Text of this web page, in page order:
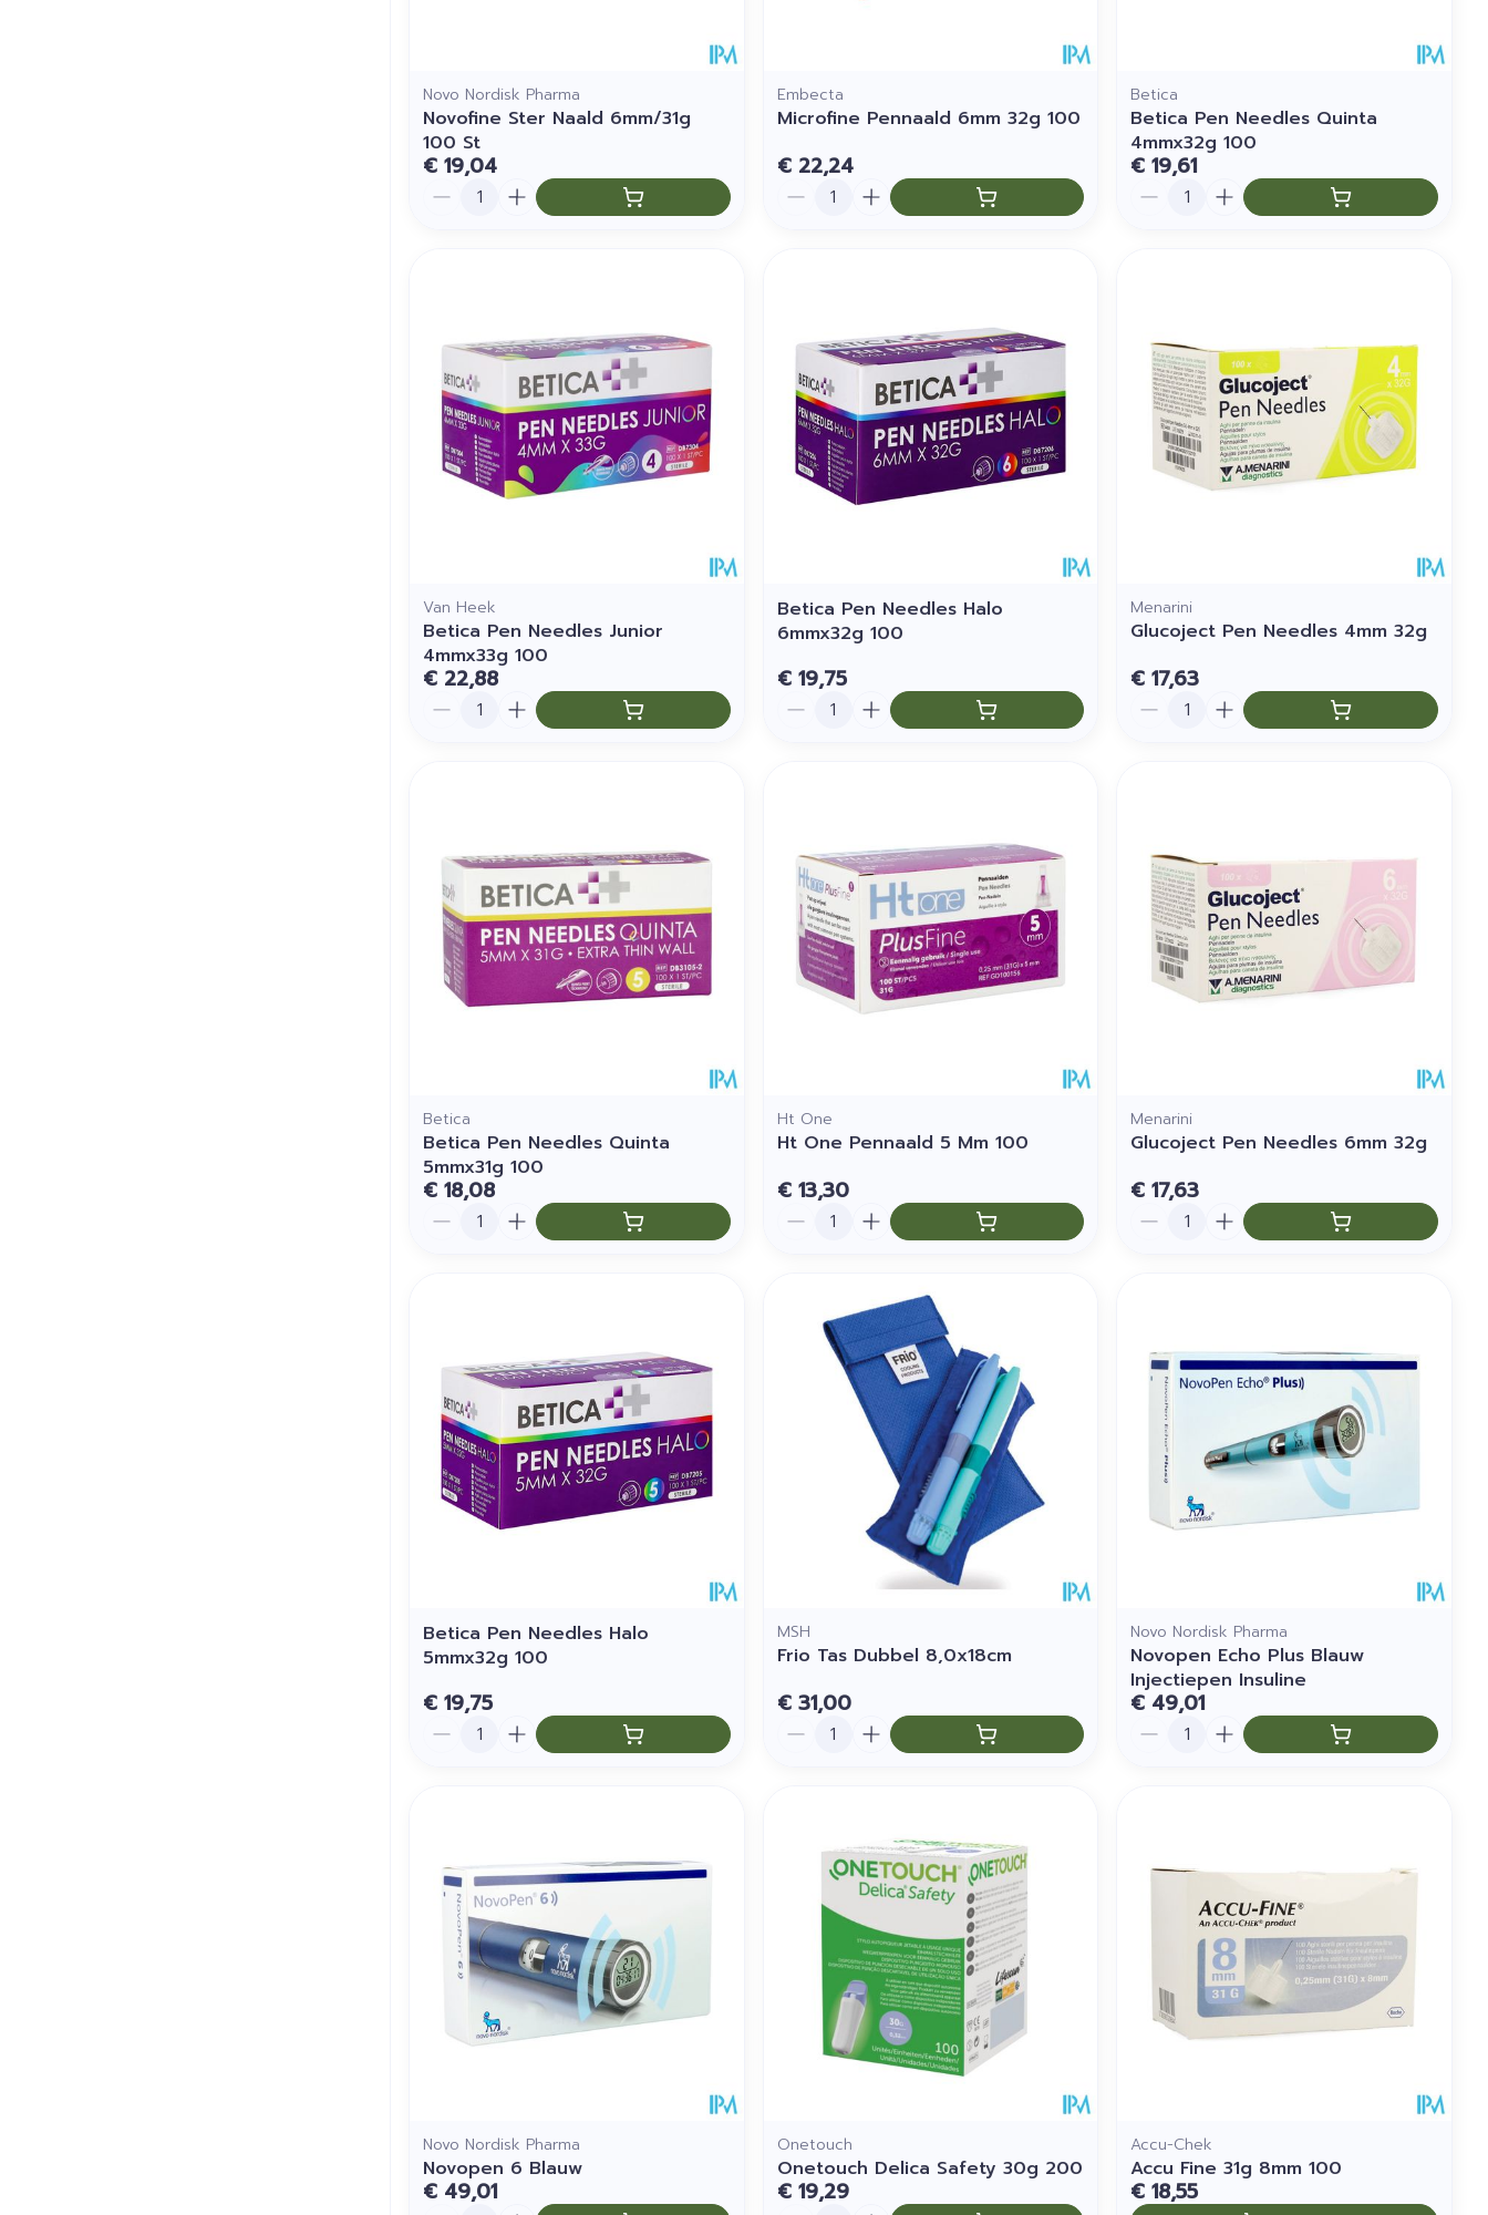
Novo Nordisk Pharma
Novofine Ster Naald 6mm/31g
100 St
€ 19,04
Aantal
Embecta
Microfine Pennaald 6mm 32g 100
€ 22,24
Aantal
Betica
Betica Pen Needles Quinta
4mmx32g 100
€ 19,61
Aantal
Van Heek
Betica Pen Needles Junior
4mmx33g 100
€ 22,88
Aantal
Betica Pen Needles Halo
6mmx32g 100
€ 19,75
Aantal
Menarini
Glucoject Pen Needles 4mm 32g
€ 17,63
Aantal
Betica
Betica Pen Needles Quinta
5mmx31g 100
€ 18,08
Aantal
Ht One
Ht One Pennaald 5 Mm 100
€ 13,30
Aantal
Menarini
Glucoject Pen Needles 6mm 32g
€ 17,63
Aantal
Betica Pen Needles Halo
5mmx32g 100
€ 19,75
Aantal
MSH
Frio Tas Dubbel 8,0x18cm
€ 31,00
Aantal
Novo Nordisk Pharma
Novopen Echo Plus Blauw
Injectiepen Insuline
€ 49,01
Aantal
Novo Nordisk Pharma
Novopen 6 Blauw
€ 49,01
Onetouch
Onetouch Delica Safety 30g 200
€ 19,29
Accu-Chek
Accu Fine 31g 8mm 100
€ 18,55